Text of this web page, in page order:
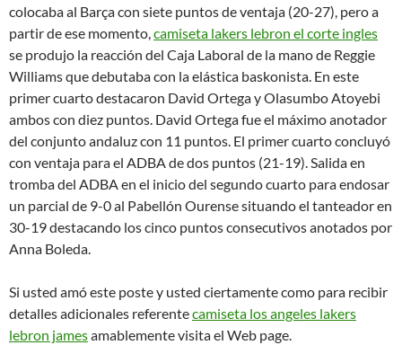
colocaba al Barça con siete puntos de ventaja (20-27), pero a
partir de ese momento,camiseta lakers lebron el corte ingles
se produjo la reacción del Caja Laboral de la mano de Reggie
Williams que debutaba con la elástica baskonista. En este
primer cuarto destacaron David Ortega y Olasumbo Atoyebi
ambos con diez puntos. David Ortega fue el máximo anotador
del conjunto andaluz con 11 puntos. El primer cuarto concluyó
con ventaja para el ADBA de dos puntos (21-19). Salida en
tromba del ADBA en el inicio del segundo cuarto para endosar
un parcial de 9-0 al Pabellón Ourense situando el tanteador en
30-19 destacando los cinco puntos consecutivos anotados por
Anna Boleda.
Si usted amó este poste y usted ciertamente como para recibir
detalles adicionales referentecamiseta los angeles lakers
lebron jamesamablemente visita el Web page.